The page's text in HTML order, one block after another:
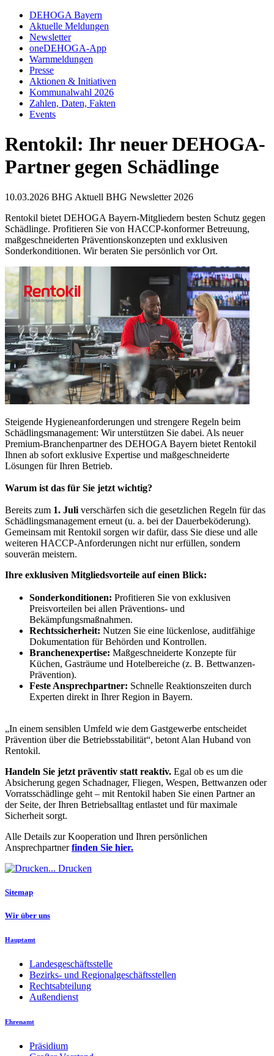
DEHOGA Bayern
Aktuelle Meldungen
Newsletter
oneDEHOGA-App
Warnmeldungen
Presse
Aktionen & Initiativen
Kommunalwahl 2026
Zahlen, Daten, Fakten
Events
Rentokil: Ihr neuer DEHOGA-
Partner gegen Schädlinge
10.03.2026 BHG Aktuell BHG Newsletter 2026
Rentokil bietet DEHOGA Bayern-Mitgliedern besten Schutz gegen
Schädlinge. Profitieren Sie von HACCP-konformer Betreuung,
maßgeschneiderten Präventionskonzepten und exklusiven
Sonderkonditionen. Wir beraten Sie persönlich vor Ort.
Steigende Hygieneanforderungen und strengere Regeln beim
Schädlingsmanagement: Wir unterstützen Sie dabei. Als neuer
Premium-Branchenpartner des DEHOGA Bayern bietet Rentokil
Ihnen ab sofort exklusive Expertise und maßgeschneiderte
Lösungen für Ihren Betrieb.
Warum ist das für Sie jetzt wichtig?
Bereits zum 1. Juliverschärfen sich die gesetzlichen Regeln für das
Schädlingsmanagement erneut (u. a. bei der Dauerbeköderung).
Gemeinsam mit Rentokil sorgen wir dafür, dass Sie diese und alle
weiteren HACCP-Anforderungen nicht nur erfüllen, sondern
souverän meistern.
Ihre exklusiven Mitgliedsvorteile auf einen Blick:
Sonderkonditionen: Profitieren Sie von exklusiven
Preisvorteilen bei allen Präventions- und
Bekämpfungsmaßnahmen.
Rechtssicherheit: Nutzen Sie eine lückenlose, auditfähige
Dokumentation für Behörden und Kontrollen.
Branchenexpertise: Maßgeschneiderte Konzepte für
Küchen, Gasträume und Hotelbereiche (z. B. Bettwanzen-
Prävention).
Feste Ansprechpartner: Schnelle Reaktionszeiten durch
Experten direkt in Ihrer Region in Bayern.
„In einem sensiblen Umfeld wie dem Gastgewerbe entscheidet
Prävention über die Betriebsstabilität“, betont Alan Huband von
Rentokil.
Handeln Sie jetzt präventiv statt reaktiv. Egal ob es um die
Absicherung gegen Schadnager, Fliegen, Wespen, Bettwanzen oder
Vorratsschädlinge geht – mit Rentokil haben Sie einen Partner an
der Seite, der Ihren Betriebsalltag entlastet und für maximale
Sicherheit sorgt.
Alle Details zur Kooperation und Ihren persönlichen
Ansprechpartnerfinden Sie hier.
Drucken
Sitemap
Wir über uns
Hauptamt
Landesgeschäftsstelle
Bezirks- und Regionalgeschäftsstellen
Rechtsabteilung
Außendienst
Ehrenamt
Präsidium